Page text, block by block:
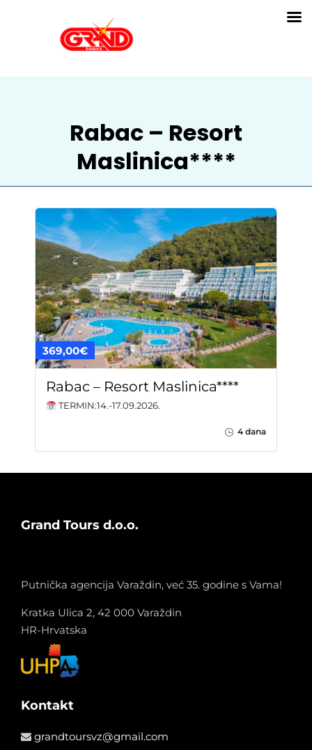
Rabac – Resort
Maslinica****
369,00€
Rabac – Resort Maslinica****
TERMIN:14.-17.09.2026.
4 dana
Grand Tours d.o.o.
Putnička agencija Varaždin, već 35. godine s Vama!
Kratka Ulica 2, 42 000 Varaždin
HR-Hrvatska
Kontakt
grandtoursvz@gmail.com